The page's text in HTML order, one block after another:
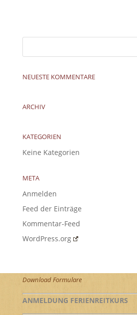
NEUESTE KOMMENTARE
ARCHIV
KATEGORIEN
Keine Kategorien
META
Anmelden
Feed der Einträge
Kommentar-Feed
WordPress.org
Download Formulare
ANMELDUNG FERIENREITKURS